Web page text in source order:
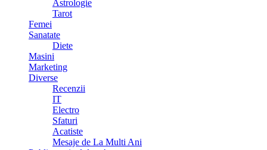
Astrologie
Tarot
Femei
Sanatate
Diete
Masini
Marketing
Diverse
Recenzii
IT
Electro
Sfaturi
Acatiste
Mesaje de La Multi Ani